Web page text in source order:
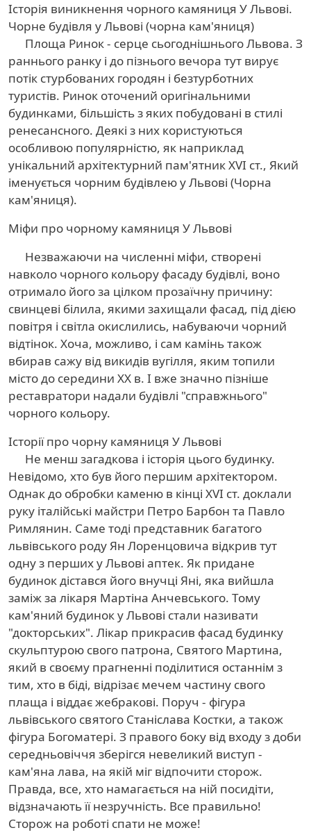
Історія виникнення чорного камяниця У Львові.
Чорне будівля у Львові (чорна кам'яниця)
Площа Ринок - серце сьогоднішнього Львова. З
раннього ранку і до пізнього вечора тут вирує
потік стурбованих городян і безтурботних
туристів. Ринок оточений оригінальними
будинками, більшість з яких побудовані в стилі
ренесансного. Деякі з них користуються
особливою популярністю, як наприклад
унікальний архітектурний пам'ятник XVI ст., Який
іменується чорним будівлею у Львові (Чорна
кам'яниця).
Міфи про чорному камяниця У Львові
Незважаючи на численні міфи, створені
навколо чорного кольору фасаду будівлі, воно
отримало його за цілком прозаїчну причину:
свинцеві білила, якими захищали фасад, під дією
повітря і світла окислились, набуваючи чорний
відтінок. Хоча, можливо, і сам камінь також
вбирав сажу від викидів вугілля, яким топили
місто до середини XX в. І вже значно пізніше
реставратори надали будівлі "справжнього"
чорного кольору.
Історії про чорну камяниця У Львові
Не менш загадкова і історія цього будинку.
Невідомо, хто був його першим архітектором.
Однак до обробки каменю в кінці XVI ст. доклали
руку італійські майстри Петро Барбон та Павло
Римлянин. Саме тоді представник багатого
львівського роду Ян Лоренцовича відкрив тут
одну з перших у Львові аптек. Як придане
будинок дістався його внучці Яні, яка вийшла
заміж за лікаря Maртіна Анчевського. Тому
кам'яний будинок у Львові стали називати
"докторських". Лікар прикрасив фасад будинку
скульптурою свого патрона, Святого Мартина,
який в своєму прагненні поділитися останнім з
тим, хто в біді, відрізає мечем частину свого
плаща і віддає жебракові. Поруч - фігура
львівського святого Станіслава Костки, а також
фігура Богоматері. З правого боку від входу з доби
середньовіччя зберігся невеликий виступ -
кам'яна лава, на якій міг відпочити сторож.
Правда, все, хто намагається на ній посидіти,
відзначають її незручність. Все правильно!
Сторож на роботі спати не може!